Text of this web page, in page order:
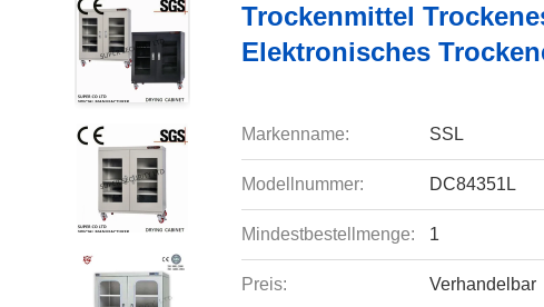
Trockenmittel
Elektronisches
Markenname: SSL
Modellnummer: DC84351L
Mindestbestellmenge: 1
Preis: Verhandelbar